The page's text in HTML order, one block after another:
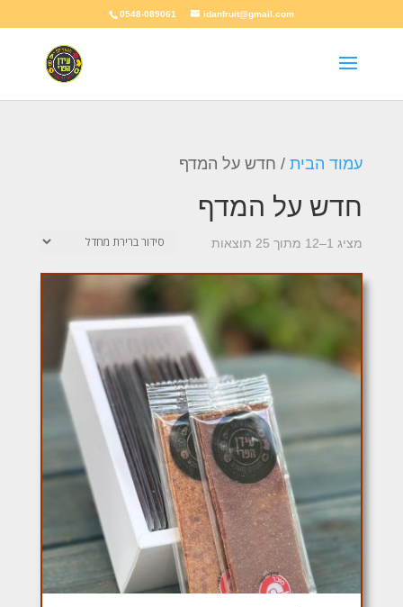
0548-089061 idanfruit@gmail.com
עמוד הבית/ חדש על המדף
חדש על המדף
מציג 1–12 מתוך 25 תוצאות